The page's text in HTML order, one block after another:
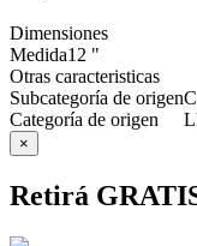
Dimensiones
Medida12 "
Otras caracteristicas
Subcategoría de origen
Categoría de origen
×
Retirá